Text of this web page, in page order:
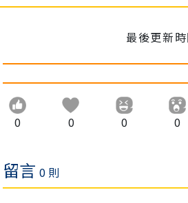
最後更新
0 0 0 0